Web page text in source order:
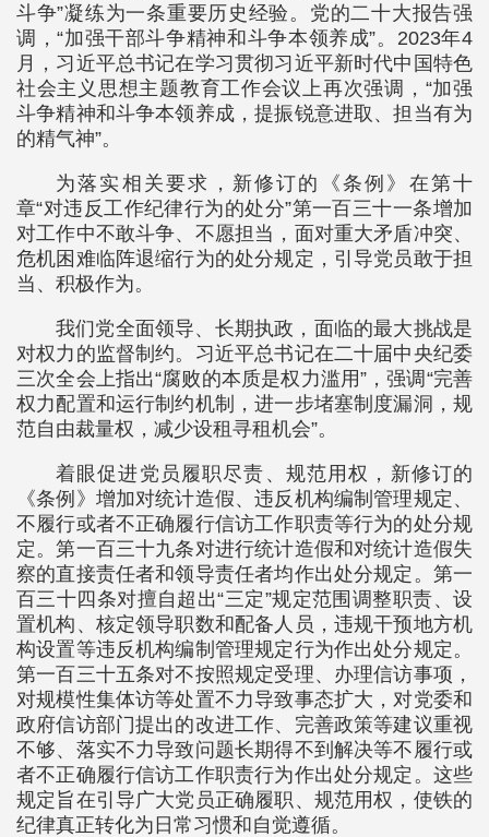
斗争”凝练为一条重要历史经验。党的二十大报告强
调，“加强干部斗争精神和斗争本领养成”。2023年4
月，习近平总书记在学习贯彻习近平新时代中国特色
社会主义思想主题教育工作会议上再次强调，“加强
斗争精神和斗争本领养成，提振锐意进取、担当有为
的精气神”。
为落实相关要求，新修订的《条例》在第十
章“对违反工作纪律行为的处分”第一百三十一条增加
对工作中不敢斗争、不愿担当，面对重大矛盾冲突、
危机困难临阵退缩行为的处分规定，引导党员敢于担
当、积极作为。
我们党全面领导、长期执政，面临的最大挑战是
对权力的监督制约。习近平总书记在二十届中央纪委
三次全会上指出“腐败的本质是权力滥用”，强调“完善
权力配置和运行制约机制，进一步堵塞制度漏洞，规
范自由裁量权，减少设租寻租机会”。
着眼促进党员履职尽责、规范用权，新修订的
《条例》增加对统计造假、违反机构编制管理规定、
不履行或者不正确履行信访工作职责等行为的处分规
定。第一百三十九条对进行统计造假和对统计造假失
察的直接责任者和领导责任者均作出处分规定。第一
百三十四条对擅自超出“三定”规定范围调整职责、设
置机构、核定领导职数和配备人员，违规干预地方机
构设置等违反机构编制管理规定行为作出处分规定。
第一百三十五条对不按照规定受理、办理信访事项，
对规模性集体访等处置不力导致事态扩大，对党委和
政府信访部门提出的改进工作、完善政策等建议重视
不够、落实不力导致问题长期得不到解决等不履行或
者不正确履行信访工作职责行为作出处分规定。这些
规定旨在引导广大党员正确履职、规范用权，使铁的
纪律真正转化为日常习惯和自觉遵循。